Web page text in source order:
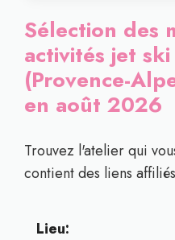
Sélection des
activités jet
(Provence-
en août 2026
Trouvez l'atelier qui
contient des liens
Lieu: